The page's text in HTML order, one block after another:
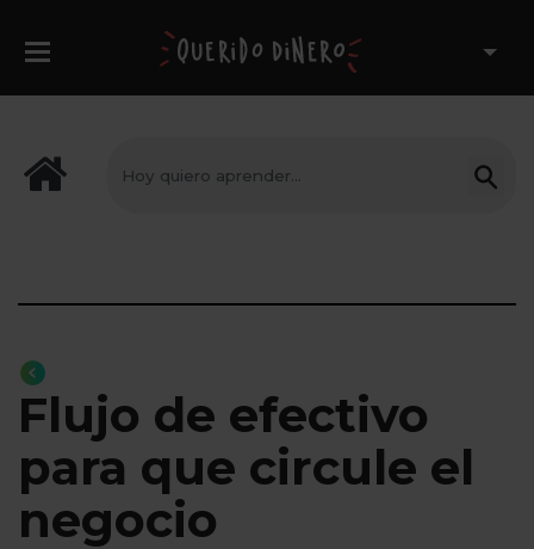
Flujo de efectivo
para que circule el
negocio